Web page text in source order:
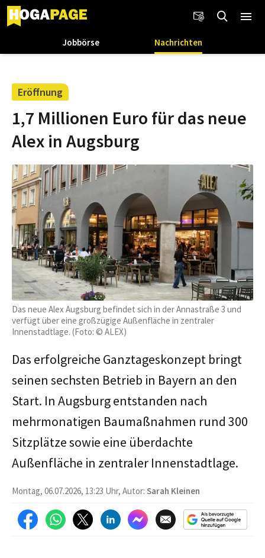
Jobbörse Nachrichten
Eröffnung
1,7 Millionen Euro für das neue
Alex in Augsburg
Das neue Alex Augsburg befindet sich in der Annastraße 3 und
verfügt über eine großzügige Außenfläche in zentraler
Innenstadtlage. (Foto: © ALEX)
Das erfolgreiche Ganztageskonzept bringt
seinen sechsten Betrieb in Bayern an den
Start. In Augsburg entstanden nach
mehrmonatigen Baumaßnahmen rund 300
Sitzplätze sowie eine überdachte
Außenfläche in zentraler Innenstadtlage.
Montag, 06.07.2026, 13:23 Uhr, Autor: Sarah Kleinen